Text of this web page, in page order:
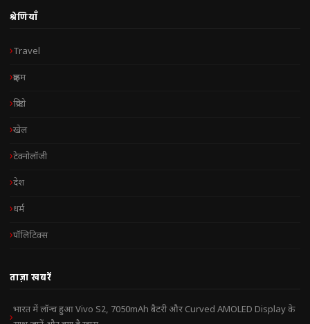
श्रेणियाँ
Travel
क्राइम
क्रिप्टो
खेल
टेक्नोलॉजी
देश
धर्म
पॉलिटिक्स
ताज़ा खबरें
भारत में लॉन्च हुआ Vivo S2, 7050mAh बैटरी और Curved AMOLED Display के